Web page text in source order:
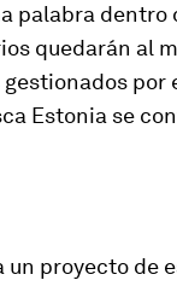
palabra dentro
quedarán al
gestionados por
Estonia se
proyecto de